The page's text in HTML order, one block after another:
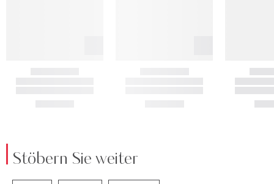
Stöbern Sie weiter